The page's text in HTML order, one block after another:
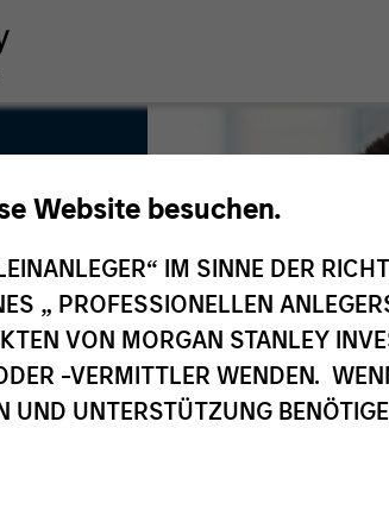
Website besuchen.
IM SINNE DER
„ PROFESSIONELLEN
VON MORGAN STANLEY
-VERMITTLER WENDEN.
UNTERSTÜTZUNG